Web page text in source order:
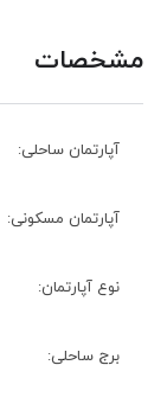
مشخصات
آپارتمان ساحلی:
آپارتمان مسکونی:
نوع آپارتمان:
برج ساحلی: